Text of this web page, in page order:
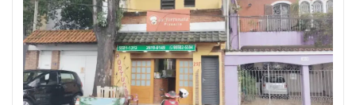
Se
Um
dos
Mais